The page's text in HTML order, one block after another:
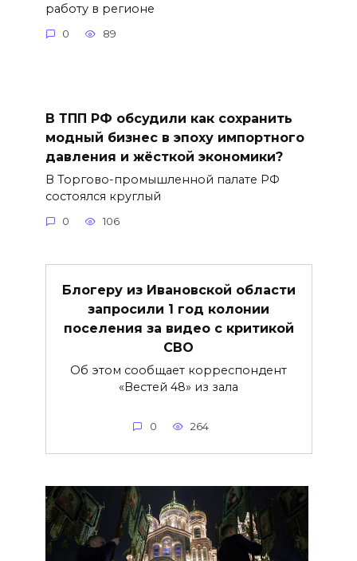
работу в регионе
0 89
В ТПП РФ обсудили как сохранить
модный бизнес в эпоху импортного
давления и жёсткой экономики?
В Торгово-промышленной палате РФ
состоялся круглый
0 106
Блогеру из Ивановской области
запросили 1 год колонии
поселения за видео с критикой
СВО
Об этом сообщает корреспондент
«Вестей 48» из зала
0 264